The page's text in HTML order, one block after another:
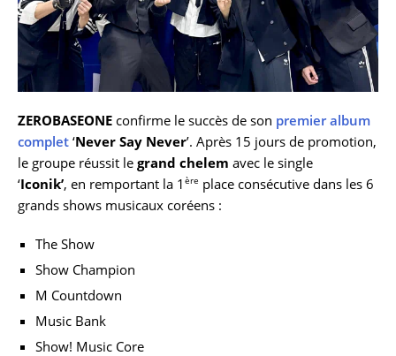
ZEROBASEONE confirme le succès de son premier album
complet ‘Never Say Never’. Après 15 jours de promotion,
le groupe réussit le grand chelem avec le single
‘Iconik’, en remportant la 1 ère place consécutive dans les 6
grands shows musicaux coréens :
The Show
Show Champion
M Countdown
Music Bank
Show! Music Core